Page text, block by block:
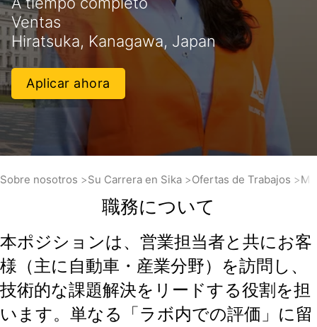
Ventas
Hiratsuka, Kanagawa, Japan
Aplicar ahora
Sobre nosotros Su Carrera en Sika Ofertas de Trabajos
職務について
本ポジションは、営業担当者と共にお客
様（主に自動車・産業分野）を訪問し、
技術的な課題解決をリードする役割を担
います。単なる「ラボ内での評価」に留